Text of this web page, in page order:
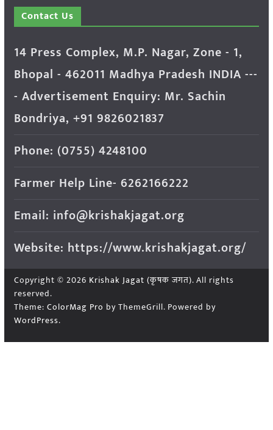
Contact Us
14 Press Complex, M.P. Nagar, Zone - 1,
Bhopal - 462011 Madhya Pradesh INDIA ---
- Advertisement Enquiry: Mr. Sachin
Bondriya, +91 9826021837
Phone: (0755) 4248100
Farmer Help Line- 6262166222
Email: info@krishakjagat.org
Website: https://www.krishakjagat.org/
Copyright © 2026 Krishak Jagat (कृषक जगत). All rights
reserved.
Theme: ColorMag Pro by ThemeGrill. Powered by
WordPress.